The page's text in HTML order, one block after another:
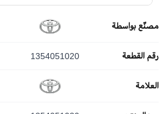
مصنّع بواسطة
رقم القطعة 1354051020
العلامة